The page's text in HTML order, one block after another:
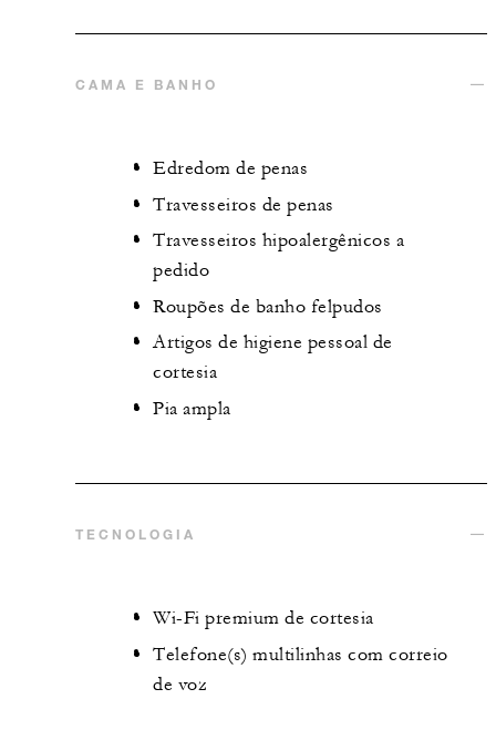
CAMA E BANHO
Edredom de penas
Travesseiros de penas
Travesseiros hipoalergênicos a
pedido
Roupões de banho felpudos
Artigos de higiene pessoal de
cortesia
Pia ampla
TECNOLOGIA
Wi-Fi premium de cortesia
Telefone(s) multilinhas com correio
de voz